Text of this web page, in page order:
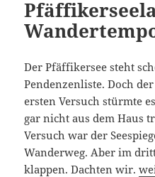
Der Pfäffikersee steht
Pendenzenliste. Doch
ersten Versuch stürmte
gar nicht aus dem Haus
Versuch war der
Wanderweg. Aber im
klappen. Dachten wir.